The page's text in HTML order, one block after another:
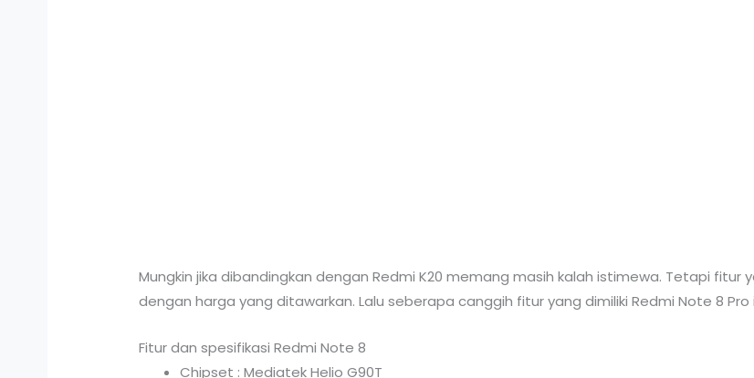
Mungkin jika dibandingkan dengan Redmi K20 memang masih kalah istimewa. Tetapi
dengan harga yang ditawarkan. Lalu seberapa canggih fitur yang dimiliki Redmi Note 8 Pro
Fitur dan spesifikasi Redmi Note 8
Chipset : Mediatek Helio G90T